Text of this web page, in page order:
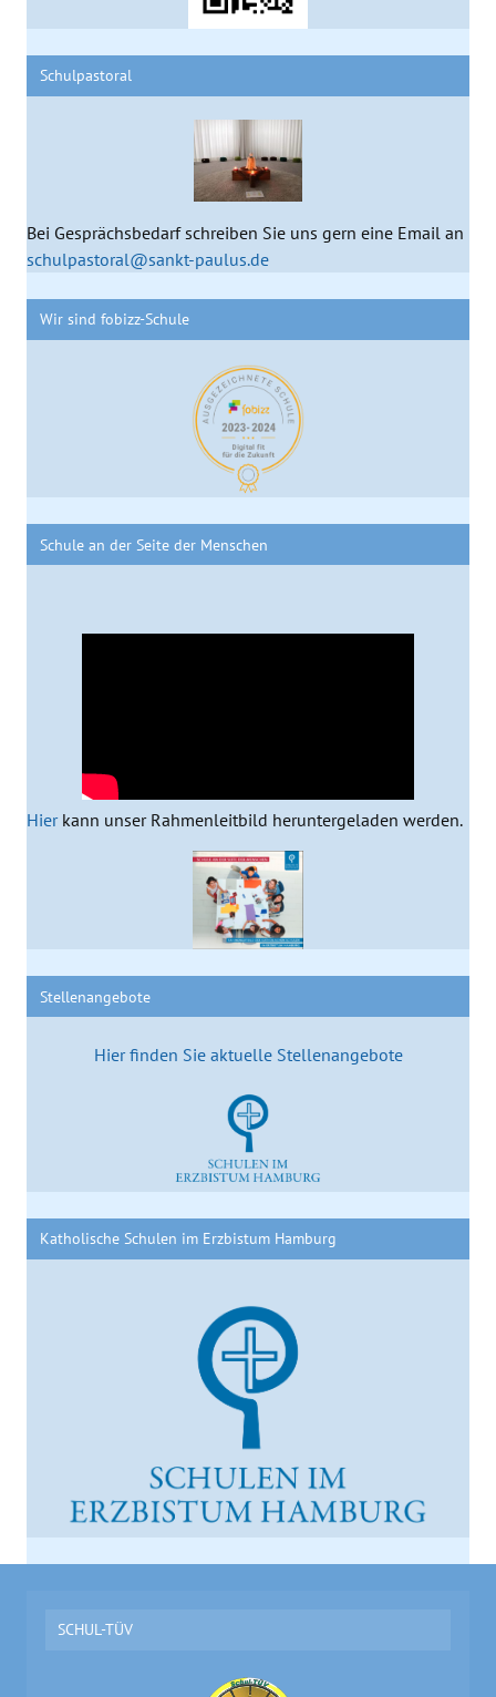
Schulpastoral
Bei Gesprächsbedarf schreiben Sie uns gern eine Email an
schulpastoral@sankt-paulus.de
Wir sind fobizz-Schule
Schule an der Seite der Menschen
Hierkann unser Rahmenleitbild heruntergeladen werden.
Stellenangebote
Hier finden Sie aktuelle Stellenangebote
Katholische Schulen im Erzbistum Hamburg
SCHUL-TÜV